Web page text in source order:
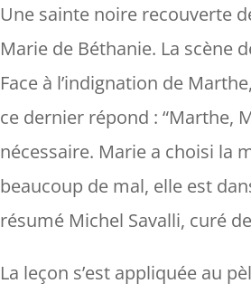
Une sainte noire recouverte
Marie de Béthanie. La scène
Face à l’indignation de
ce dernier répond : “Marthe,
nécessaire. Marie a choisi la
beaucoup de mal, elle est
résumé Michel Savalli, curé
La leçon s’est appliquée au